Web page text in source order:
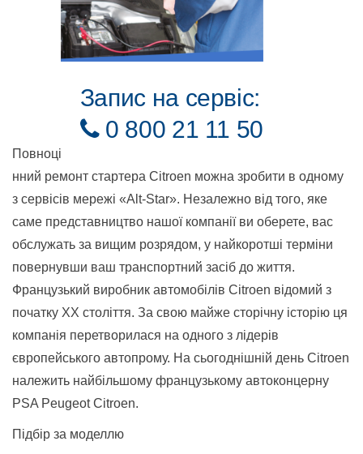
Запис на сервіс:
0 800 21 11 50
Повноці
нний ремонт стартера Citroen можна зробити в одному
з сервісів мережі «Alt-Star». Незалежно від того, яке
саме представництво нашої компанії ви оберете, вас
обслужать за вищим розрядом, у найкоротші терміни
повернувши ваш транспортний засіб до життя.
Французький виробник автомобілів Citroen відомий з
початку ХХ століття. За свою майже сторічну історію ця
компанія перетворилася на одного з лідерів
європейського автопрому. На сьогоднішній день Citroen
належить найбільшому французькому автоконцерну
PSA Peugeot Citroen.
Підбір за моделлю